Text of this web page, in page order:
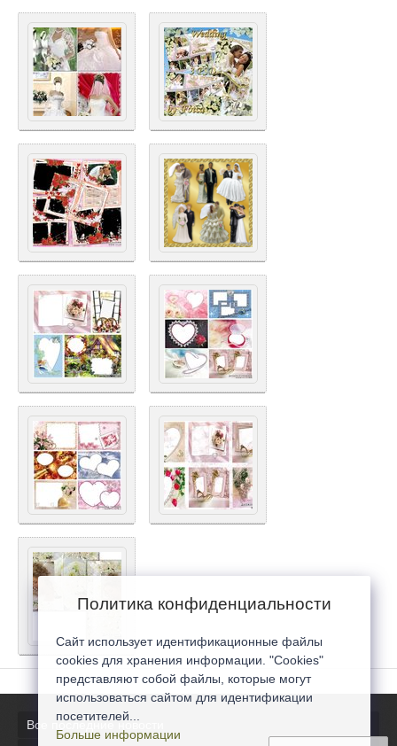
Все последние новости
Политика конфиденциальности
Сайт использует идентификационные файлы
cookies для хранения информации. "Cookies"
представляют собой файлы, которые могут
использоваться сайтом для идентификации
посетителей...
Больше информации